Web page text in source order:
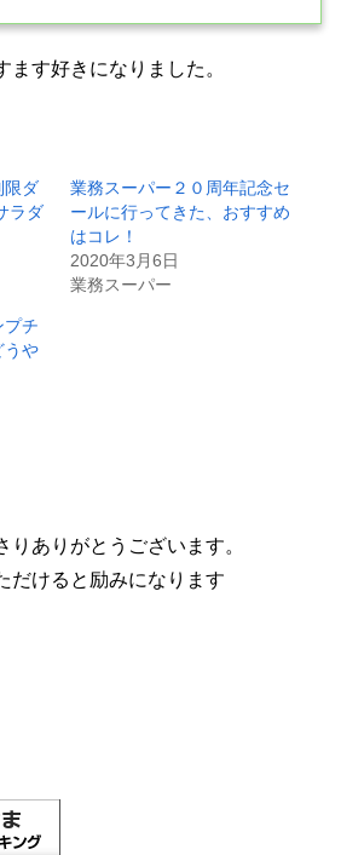
ます好きになりました。
限ダ
ラダ
業務スーパー２０周年記念セ
ールに行ってきた、おすすめ
はコレ！
2020年3月6日
業務スーパー
プチ
や
りありがとうございます。
だけると励みになります